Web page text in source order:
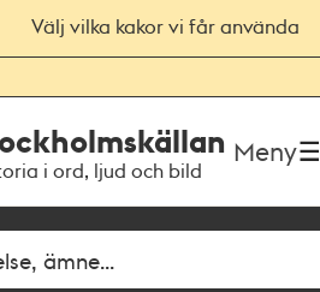
Välj vilka kakor vi får använda
i ord, ljud och bild
Meny